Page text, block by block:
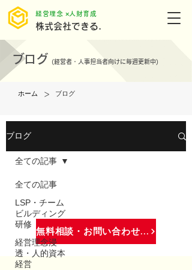
株式会社できる.
​経営理念 ×人財育成
ブログ (経営者・人事担当者向けに毎週更新中)
ホーム > ブログ
ブログ
全ての記事
LSP・チーム
ビルディング
研修
経営理念浸
透・人的資本
経営
全ての記事
無料相談・お問い合わせはこちら